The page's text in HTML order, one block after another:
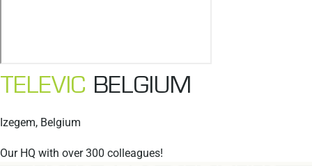
TELEVIC BELGIUM
Izegem, Belgium
Our HQ with over 300 colleagues!